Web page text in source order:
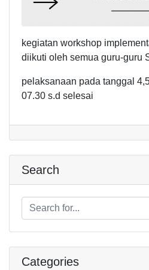
kegiatan workshop
diikuti oleh semua guru-guru
pelaksanaan pada tanggal
07.30 s.d selesai
Search
Categories